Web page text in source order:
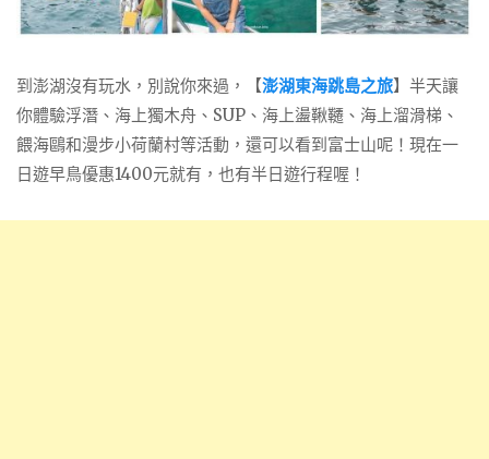
到澎湖沒有玩水，別說你來過，【澎湖東海跳島之旅】半天讓
你體驗浮潛、海上獨木舟、SUP、海上盪鞦韆、海上溜滑梯、
餵海鷗和漫步小荷蘭村等活動，還可以看到富士山呢！現在一
日遊早鳥優惠1400元就有，也有半日遊行程喔！